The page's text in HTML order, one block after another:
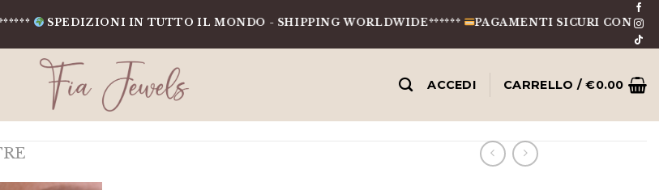
IN TUTTO IL MONDO - SHIPPING WORLDWIDE****** PAGAMENTI SICURI CON CARTE,
ACCEDI CARRELLO /€0.00